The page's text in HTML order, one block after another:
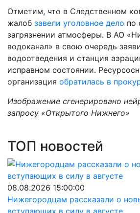
Отметим, что в Следственном
жалоб завели уголовное дело по
загрязнении атмосферы. В АО
водоканал» в свою очередь
водоотведения и станция
исправном состоянии.
организация обратилась в
Изображение сгенерировано
запросу «Открытого Нижнего»
ТОП новостей
08.08.2026 15:00:00
Нижегородцам рассказали о
вступающих в силу в августе